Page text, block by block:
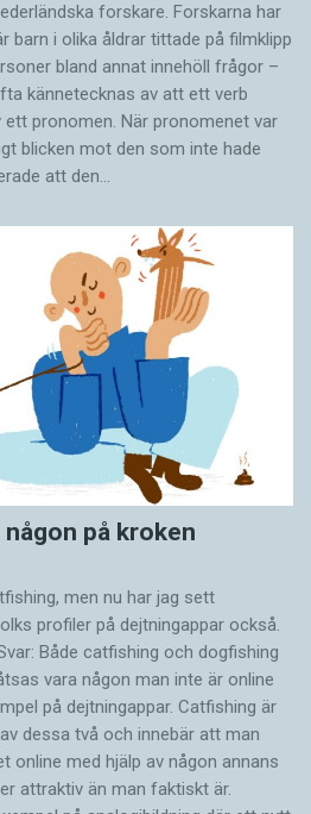
forskare. Forskarna har
barn i olika åldrar tittade på filmklipp
bland annat innehöll frågor –
kännetecknas av att ett verb
pronomen. När pronomenet var
blicken mot den som inte hade
att den…
på kroken
men nu har jag sett
profiler på dejtningappar också.
Både catfishing och dogfishing
vara någon man inte är online
på dejtningappar. Catfishing är
dessa två och innebär att man
online med hjälp av någon annans
attraktiv än man faktiskt är.